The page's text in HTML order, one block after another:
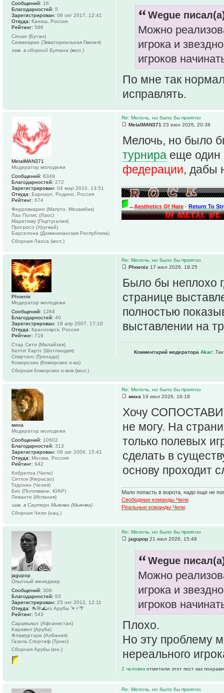
Wegue
Можно
игрока и
игроков
По мне так
исправлять.
Сообщений: 16
Благодарностей: 5
Зарегистрирован: 09 окт 2017, 12:41
Откуда: Канаш, Россия
Рейтинг: 586
Сенао (Бутан)
Семинарио (Экваториальная Гвинея)
зам. в сборной Бутана (мол.)
Re: Мелочь, но было бы приятно
MetalMAN371 23 июн 2026, 20:38
Мелочь, но было
турнира еще один
федерации, дабы
→Aesthetics Of Hate - Return To
MetalMAN371
Модератор молодежи
Сообщений: 8349
Благодарностей: 272
Зарегистрирован: 04 мар 2010, 13:51
Откуда: Барнаул, Родино, Россия
Рейтинг: 674
Ферровиарио (Мапуто, Мозамбик)
Лао Полис (Лаос)
Маритиму (Португалия)
Прогресо (Уругвай)
Барселона (Доминиканская Республика)
Сборная Лаоса (мол.)
Re: Мелочь, но было бы приятно
Phoenix 17 июл 2026, 18:25
Было бы неплохо
странице
полностью
выставлении на
Комментарий модератора Akar:
Phoenix
Модератор молодежи
Сообщений: 1284
Благодарностей: 40
Зарегистрирован: 18 апр 2007, 17:10
Откуда: Красноярск, Россия
Рейтинг: 716
Стар Сити (Малайзия)
Келти Хартс (Шотландия)
Спартанс (Гренада)
Комoрозин (Коморские о-ва)
Сборная Коморских о-вов (мол.)
Re: Мелочь, но было бы приятно
миха 19 июл 2026, 16:18
Хочу
не могу. На
только полевых
сделать в
основу проходит
Мало попасть в ворота, надо еще не
Свободные команды Чили
Реальные команды Чили
миха
Модератор молодежи
Сообщений: 10602
Благодарностей: 313
Зарегистрирован: 08 авг 2006, 15:41
Откуда: Москва, Россия
Рейтинг: 942
Кобрелоа (Чили)
Ситхок (Кюрасао)
Годонин (Чехия)
Бис (Полокване, ЮАР)
Леванте (Испания)
зам. в Саутерн Мьянма (Мьянма)
Сборная Чили (нац.)
Re: Мелочь, но было бы приятно
jagupop 21 июл 2026, 15:48
Wegue
Можно
игрока и
игроков
Плохо.
Но эту проблему
нереального
2 человекотметили этот пост как
jagupop
Опытный менеджер
Сообщений: 306
Благодарностей: 63
Зарегистрирован: 25 окт 2012, 12:11
Откуда: 🐬🌺🌊из Арубы 🦩⚡️🌴
Рейтинг: 543
Сарамьяшт (Афганистан)
Каравел (Аруба)
Фламуртари (Албания)
Газель Спортиф (Тунис)
Сборная Арубы (юн.)
Re: Мелочь, но было бы приятно